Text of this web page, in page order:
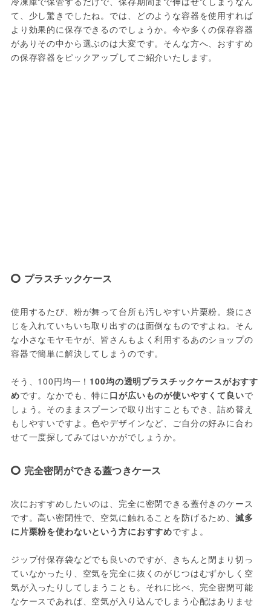
て、少し驚きでしたね。では、どのような容器を使用すれば
より効果的に保存できるのでしょうか。今や多くの保存容器
がありその中から選ぶのは大変です。そんな方へ、おすすめ
の保存容器をピックアップしてご紹介いたします。
プラスチックケース
使用するたび、粉が舞って台所も汚しやすい片栗粉。袋にさ
じを入れていちいち取り出すのは面倒なものですよね。そん
な小さなモヤモヤが、皆さんもよく利用するあのショップの
容器で簡単に解決してしまうのです。
そう、100円均一！ 100均の透明プラスチックケースがおすす
めです。なかでも、特に口が広いものが使いやすくて良いで
しょう。そのままスプーンで取り出すこともでき、詰め替え
もしやすいですよ。色やデザインなど、ご自分の好みに合わ
せて一度探してみてはいかがでしょうか。
完全密閉ができる蓋つきケース
次におすすめしたいのは、完全に密閉できる蓋付きのケース
です。高い密閉性で、空気に触れることを防げるため、 滅多
に片栗粉を使わないという方におすすめですよ。
ジップ付保存袋などでも良いのですが、きちんと閉まり切っ
ていなかったり、空気を完全に抜くのがじつはむずかしく空
気が入ったりしてしまうことも。それに比べ、完全密閉可能
なケースであれば、空気が入り込んでしまう心配はありませ